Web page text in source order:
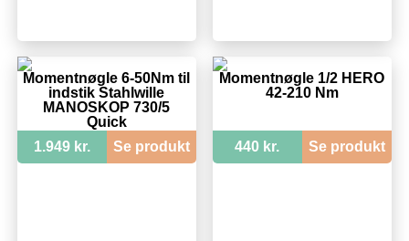
Momentnøgle 6-50Nm til
indstik Stahlwille
MANOSKOP 730/5
Quick
1.949 kr.
Se produkt
Momentnøgle 1/2 HERO
42-210 Nm
440 kr. Se produkt